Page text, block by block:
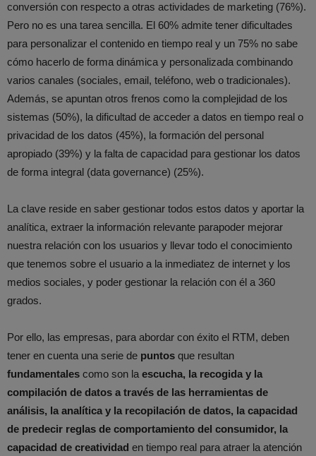
conversión con respecto a otras actividades de marketing (76%).
Pero no es una tarea sencilla. El 60% admite tener dificultades
para personalizar el contenido en tiempo real y un 75% no sabe
cómo hacerlo de forma dinámica y personalizada combinando
varios canales (sociales, email, teléfono, web o tradicionales).
Además, se apuntan otros frenos como la complejidad de los
sistemas (50%), la dificultad de acceder a datos en tiempo real o
privacidad de los datos (45%), la formación del personal
apropiado (39%) y la falta de capacidad para gestionar los datos
de forma integral (data governance) (25%).
La clave reside en saber gestionar todos estos datos y aportar la
analítica, extraer la información relevante parapoder mejorar
nuestra relación con los usuarios y llevar todo el conocimiento
que tenemos sobre el usuario a la inmediatez de internet y los
medios sociales, y poder gestionar la relación con él a 360
grados.
Por ello, las empresas, para abordar con éxito el RTM, deben
tener en cuenta una serie de puntos que resultan
fundamentales como son la escucha, la recogida y la
compilación de datos a través de las herramientas de
análisis, la analítica y la recopilación de datos, la capacidad
de predecir reglas de comportamiento del consumidor, la
capacidad de creatividad en tiempo real para atraer la atención